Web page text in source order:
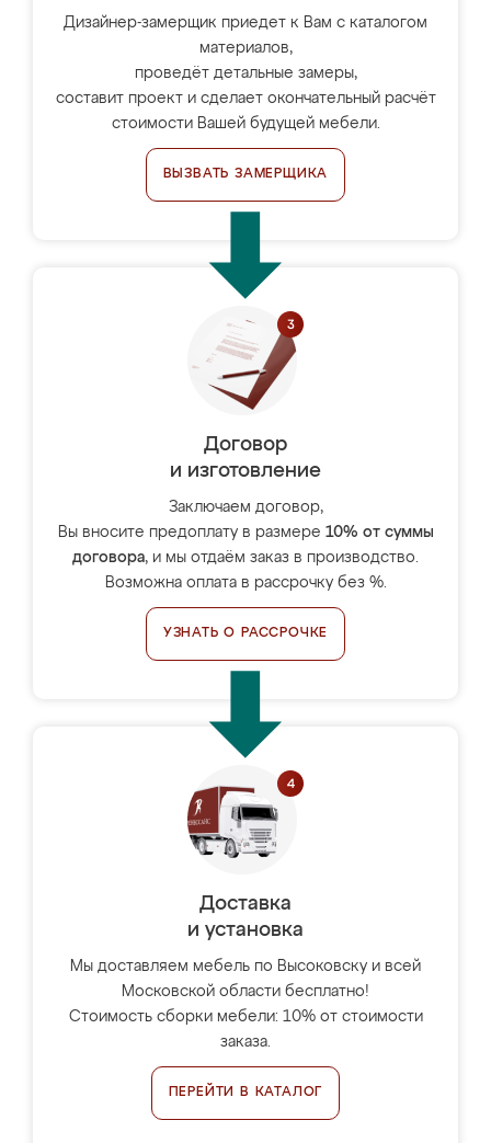
Дизайнер-замерщик приедет к Вам с каталогом
материалов,
проведёт детальные замеры,
составит проект и сделает окончательный расчёт
стоимости Вашей будущей мебели.
ВЫЗВАТЬ ЗАМЕРЩИКА
Договор
и изготовление
Заключаем договор,
Вы вносите предоплату в размере 10% от суммы
договора, и мы отдаём заказ в производство.
Возможна оплата в рассрочку без %.
УЗНАТЬ О РАССРОЧКЕ
Доставка
и установка
Мы доставляем мебель по Высоковску и всей
Московской области бесплатно!
Стоимость сборки мебели: 10% от стоимости
заказа.
ПЕРЕЙТИ В КАТАЛОГ